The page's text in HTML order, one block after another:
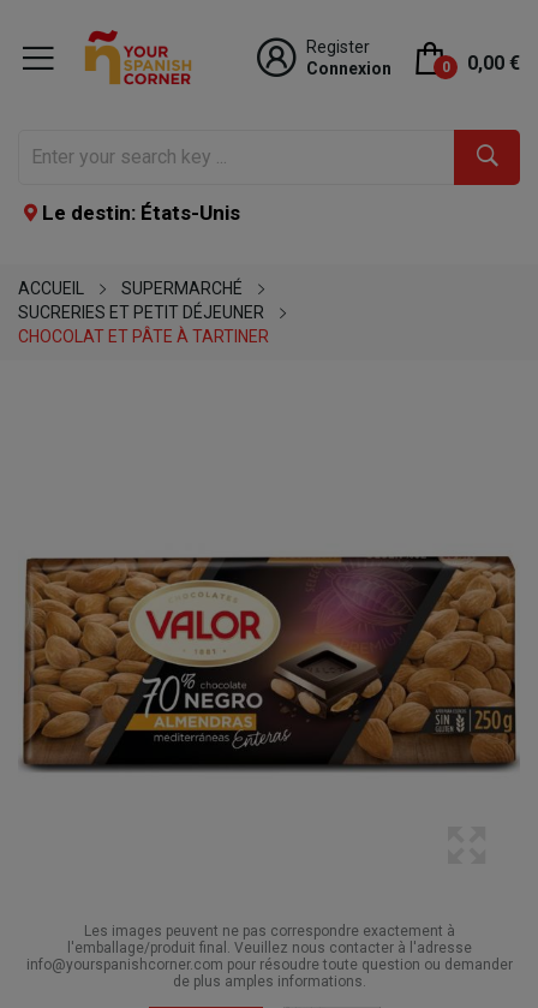
Register
Connexion
0 0,00 €
Le destin: États-Unis
ACCUEIL
SUPERMARCHÉ
SUCRERIES ET PETIT DÉJEUNER
CHOCOLAT ET PÂTE À TARTINER
Les images peuvent ne pas correspondre exactement à
l'emballage/produit final. Veuillez nous contacter à l'adresse
info@yourspanishcorner.com pour résoudre toute question ou demander
de plus amples informations.